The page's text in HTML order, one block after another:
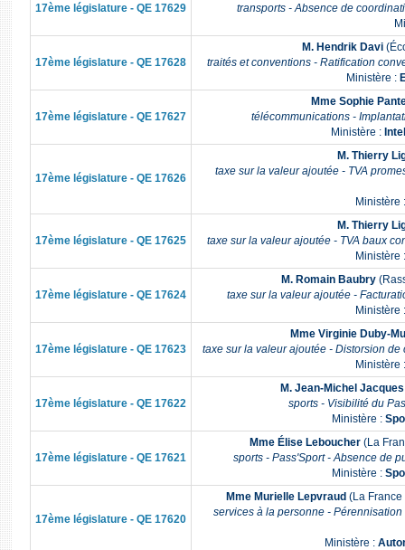
17ème législature - QE 17629
transports - Absence de
17ème législature - QE 17628
M. Hendrik Davi
traités et conventions - Ratification
Ministère :
17ème législature - QE 17627
Mme Sophie
télécommunications -
Ministère :
17ème législature - QE 17626
M. Thierry
taxe sur la valeur ajoutée - TVA
Ministère
17ème législature - QE 17625
M. Thierry
taxe sur la valeur ajoutée - TVA baux
Ministère
17ème législature - QE 17624
M. Romain Baubry
taxe sur la valeur ajoutée -
Ministère
17ème législature - QE 17623
Mme Virginie Duby-
taxe sur la valeur ajoutée - Distorsion
Ministère
17ème législature - QE 17622
M. Jean-Michel Jacques
sports - Visibilité du
Ministère :
17ème législature - QE 17621
Mme Élise Leboucher(La
sports - Pass'Sport - Absence de
Ministère :
17ème législature - QE 17620
Mme Murielle Lepvraud(La France
services à la personne -
Ministère :